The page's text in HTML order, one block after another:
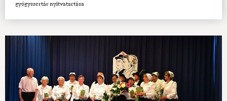
gyógyszertár nyitvatartása